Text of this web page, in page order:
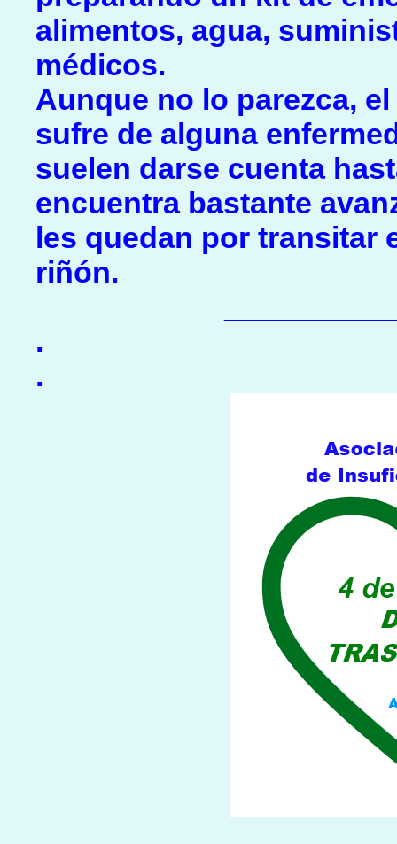
alimentos, agua,
médicos.
Aunque no lo parezca,
sufre de alguna
suelen darse cuenta
encuentra bastante
les quedan por transitar
riñón.
.
.